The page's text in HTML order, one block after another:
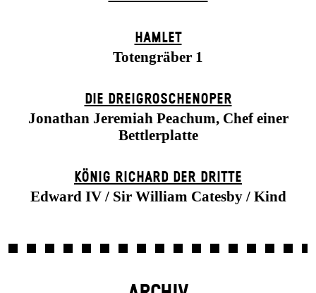
HAMLET
Totengräber 1
DIE DREI­GROSCHEN­OPER
Jonathan Jeremiah Peachum, Chef einer
Bettlerplatte
KÖNIG RICHARD DER DRITTE
Edward IV / Sir William Catesby / Kind